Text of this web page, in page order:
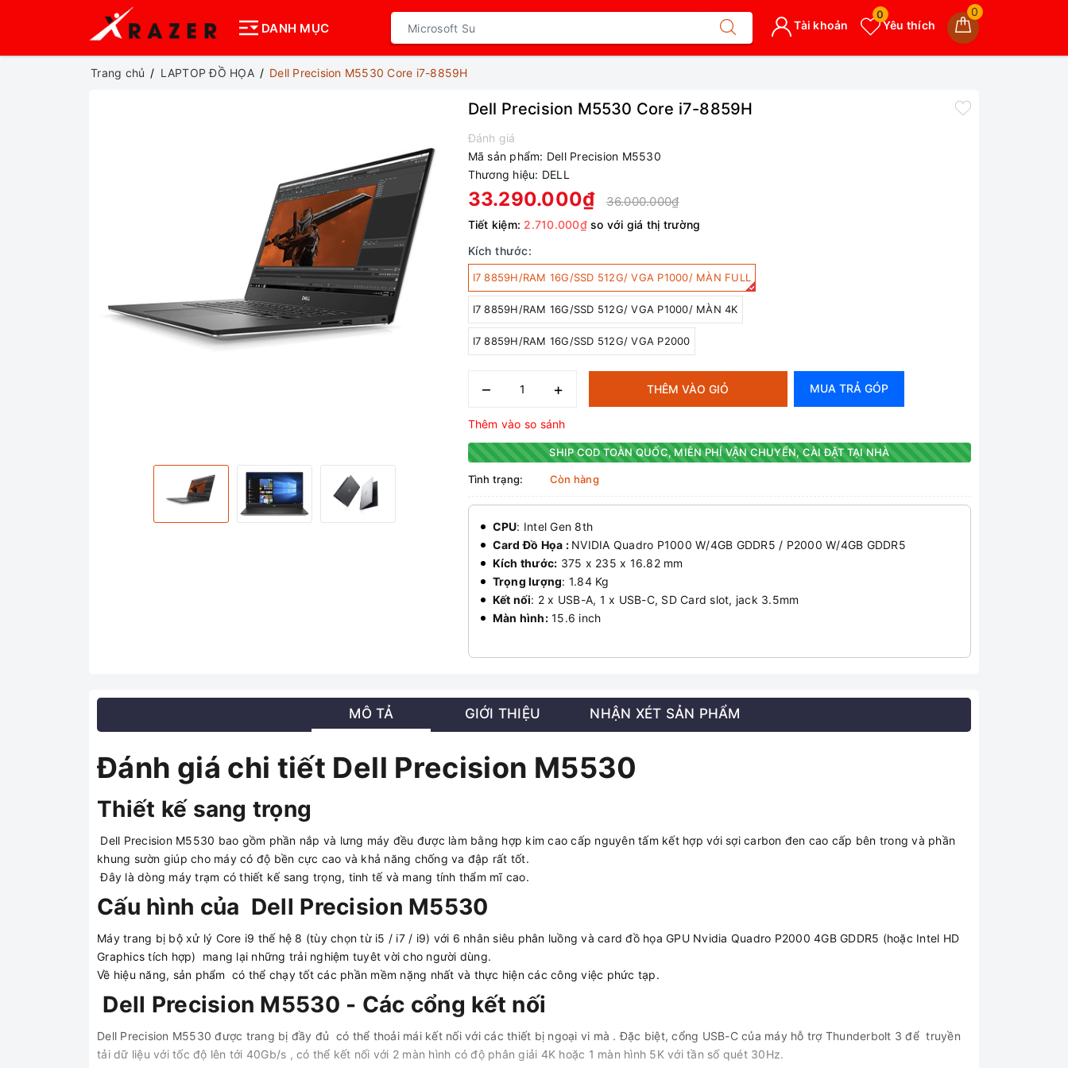
DANH MỤC
0
Yêu thích
0
Tài khoản
Trang chủ LAPTOP ĐỒ HỌA Dell Precision M5530 Core i7-8859H
Dell Precision M5530 Core i7-8859H
Đánh giá
Mã sản phẩm: Dell Precision M5530
Thương hiệu: DELL
33.290.000₫ 36.000.000₫
Tiết kiệm: 2.710.000₫so với giá thị trường
Kích thước:
I7 8859H/RAM 16G/SSD 512G/ VGA P1000/ MÀN FULL
I7 8859H/RAM 16G/SSD 512G/ VGA P1000/ MÀN 4K
I7 8859H/RAM 16G/SSD 512G/ VGA P2000
– + THÊM VÀO GIỎ MUA TRẢ GÓP
Thêm vào so sánh
SHIP COD TOÀN QUỐC, MIỄN PHÍ VẬN CHUYỂN, CÀI ĐẶT TẠI NHÀ
Tình trạng: Còn hàng
CPU: Intel Gen 8th
Card Đồ Họa : NVIDIA Quadro P1000 W/4GB GDDR5 / P2000 W/4GB GDDR5
Kích thước: 375 x 235 x 16.82 mm
Trọng lượng: 1.84 Kg
Kết nối: 2 x USB-A, 1 x USB-C, SD Card slot, jack 3.5mm
Màn hình:15.6 inch
MÔ TẢ GIỚI THIỆU NHẬN XÉT SẢN PHẨM
Đánh giá chi tiết Dell Precision M5530
Thiết kế sang trọng
Dell Precision M5530 bao gồm phần nắp và lưng máy đều được làm bằng hợp kim cao cấp nguyên tấm kết hợp với sợi carbon đen cao cấp bên trong và phần
khung sườn giúp cho máy có độ bền cực cao và khả năng chống va đập rất tốt.
Đây là dòng máy trạm có thiết kế sang trọng, tinh tế và mang tính thẩm mĩ cao.
Cấu hình của Dell Precision M5530
Máy trang bị bộ xử lý Core i9 thế hệ 8 (tùy chọn từ i5 / i7 / i9) với 6 nhân siêu phân luồng và card đồ họa GPU Nvidia Quadro P2000 4GB GDDR5 (hoặc Intel HD
Graphics tích hợp) mang lại những trải nghiệm tuyêt vời cho người dùng.
Về hiệu năng, sản phẩm có thể chạy tốt các phần mềm nặng nhất và thực hiện các công việc phức tạp.
Dell Precision M5530 - Các cổng kết nối
Dell Precision M5530 được trang bị đầy đủ có thể thoải mái kết nối với các thiết bị ngoại vi mà . Đặc biệt, cổng USB-C của máy hỗ trợ Thunderbolt 3 để truyền
tải dữ liệu với tốc độ lên tới 40Gb/s , có thể kết nối với 2 màn hình có độ phân giải 4K hoặc 1 màn hình 5K với tần số quét 30Hz.